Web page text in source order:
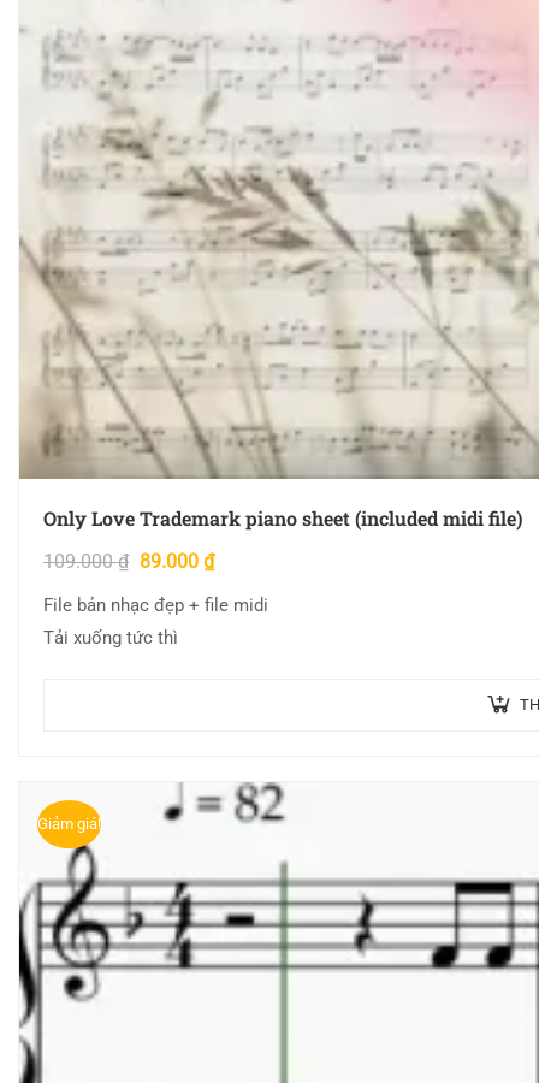
Only Love Trademark piano sheet (included midi file)
109.000₫ 89.000 ₫
File bản nhạc đẹp + file midi
Tải xuống tức thì
Giảm giá!